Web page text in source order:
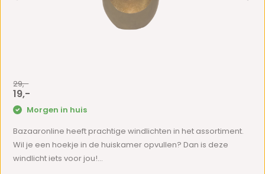
29,-
19,-
Morgen in huis
Bazaaronline heeft prachtige windlichten in het assortiment.
Wil je een hoekje in de huiskamer opvullen? Dan is deze
windlicht iets voor jou!...